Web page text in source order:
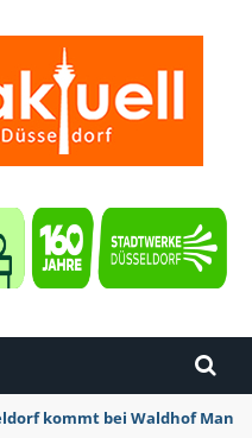
kommt bei Waldhof